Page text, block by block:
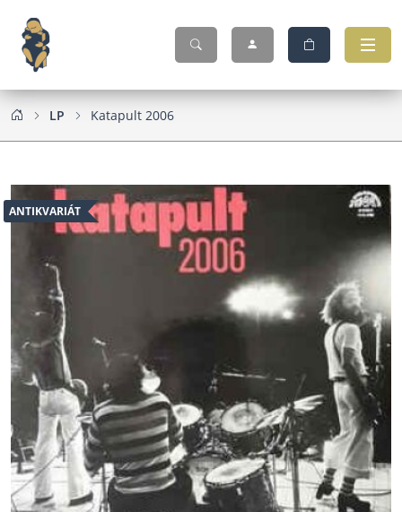
LP Katapult 2006
ANTIKVARIÁT